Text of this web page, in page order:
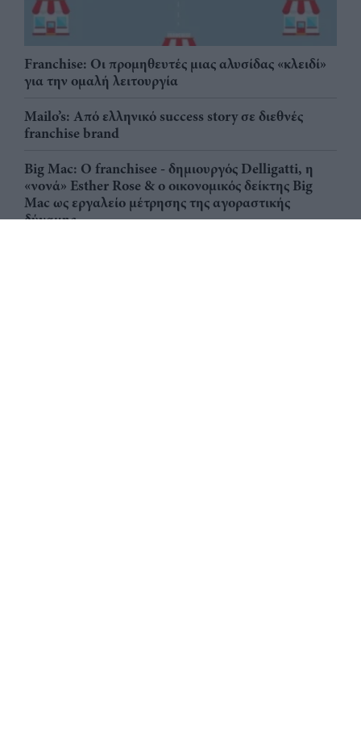
Franchise: Οι προμηθευτές μιας αλυσίδας «κλειδί»
για την ομαλή λειτουργία
Mailo’s: Από ελληνικό success story σε διεθνές
franchise brand
Big Mac: Ο franchisee - δημιουργός Delligatti, η
«νονά» Esther Rose & ο οικονομικός δείκτης Big
Mac ως εργαλείο μέτρησης της αγοραστικής
δύναμης